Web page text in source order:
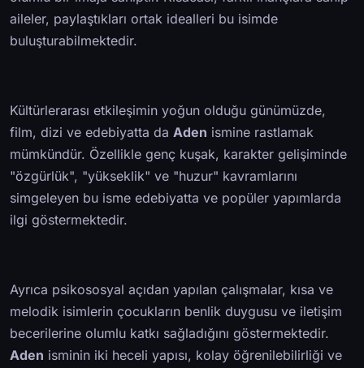
aileler, paylaştıkları ortak idealleri bu isimde
buluşturabilmektedir.
Kültürlerarası etkileşimin yoğun olduğu günümüzde,
film, dizi ve edebiyatta da Aden ismine rastlamak
mümkündür. Özellikle genç kuşak, karakter gelişiminde
"özgürlük", "yükseklik" ve "huzur" kavramlarını
simgeleyen bu isme edebiyatta ve popüler yapımlarda
ilgi göstermektedir.
Ayrıca psikososyal açıdan yapılan çalışmalar, kısa ve
melodik isimlerin çocukların benlik duygusu ve iletişim
becerilerine olumlu katkı sağladığını göstermektedir.
Aden isminin iki heceli yapısı, kolay öğrenilebilirliği ve